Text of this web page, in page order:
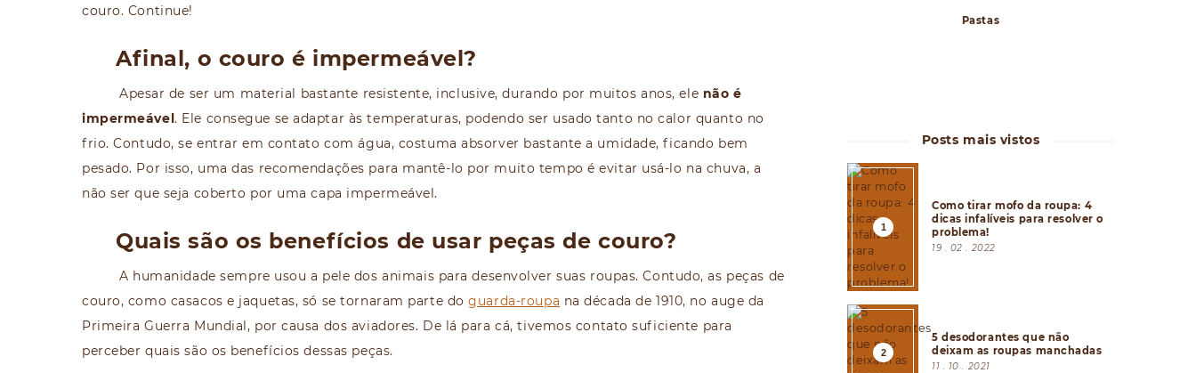
couro. Continue!
Afinal, o couro é impermeável?
Apesar de ser um material bastante resistente, inclusive, durando por muitos anos, ele não é
impermeável. Ele consegue se adaptar às temperaturas, podendo ser usado tanto no calor quanto no
frio. Contudo, se entrar em contato com água, costuma absorver bastante a umidade, ficando bem
pesado. Por isso, uma das recomendações para mantê-lo por muito tempo é evitar usá-lo na chuva, a
não ser que seja coberto por uma capa impermeável.
Quais são os benefícios de usar peças de couro?
A humanidade sempre usou a pele dos animais para desenvolver suas roupas. Contudo, as peças de
couro, como casacos e jaquetas, só se tornaram parte doguarda-roupa na década de 1910, no auge da
Primeira Guerra Mundial, por causa dos aviadores. De lá para cá, tivemos contato suficiente para
perceber quais são os benefícios dessas peças.
Pastas
Posts mais vistos
Como tirar mofo da roupa: 4
dicas infalíveis para resolver o
problema!
19 . 02 . 2022
5 desodorantes que não
deixam as roupas manchadas
11 . 10 . 2021